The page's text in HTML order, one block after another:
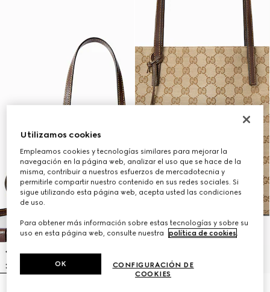
Utilizamos cookies
Empleamos cookies y tecnologías similares para mejorar la
navegación en la página web, analizar el uso que se hace de la
misma, contribuir a nuestros esfuerzos de mercadotecnia y
permitirle compartir nuestro contenido en sus redes sociales. Si
sigue utilizando esta página web, acepta usted las condiciones
de uso.
Para obtener más información sobre estas tecnologías y sobre su
uso en esta página web, consulte nuestra
política de cookies.
CONFIGURACIÓN DE
COOKIES
OK